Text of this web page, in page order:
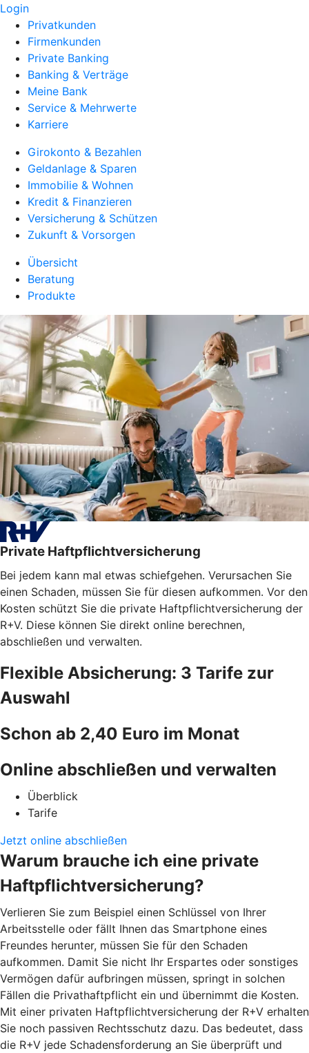
Login
Privatkunden
Firmenkunden
Private Banking
Banking & Verträge
Meine Bank
Service & Mehrwerte
Karriere
Girokonto & Bezahlen
Geldanlage & Sparen
Immobilie & Wohnen
Kredit & Finanzieren
Versicherung & Schützen
Zukunft & Vorsorgen
Übersicht
Beratung
Produkte
Private Haftpflichtversicherung
Bei jedem kann mal etwas schiefgehen. Verursachen Sie
einen Schaden, müssen Sie für diesen aufkommen. Vor den
Kosten schützt Sie die private Haftpflichtversicherung der
R+V. Diese können Sie direkt online berechnen,
abschließen und verwalten.
Flexible Absicherung: 3 Tarife zur
Auswahl
Schon ab 2,40 Euro im Monat
Online abschließen und verwalten
Überblick
Tarife
Jetzt online abschließen
Warum brauche ich eine private
Haftpflichtversicherung?
Verlieren Sie zum Beispiel einen Schlüssel von Ihrer
Arbeitsstelle oder fällt Ihnen das Smartphone eines
Freundes herunter, müssen Sie für den Schaden
aufkommen. Damit Sie nicht Ihr Erspartes oder sonstiges
Vermögen dafür aufbringen müssen, springt in solchen
Fällen die Privathaftpflicht ein und übernimmt die Kosten.
Mit einer privaten Haftpflichtversicherung der R+V erhalten
Sie noch passiven Rechtsschutz dazu. Das bedeutet, dass
die R+V jede Schadensforderung an Sie überprüft und